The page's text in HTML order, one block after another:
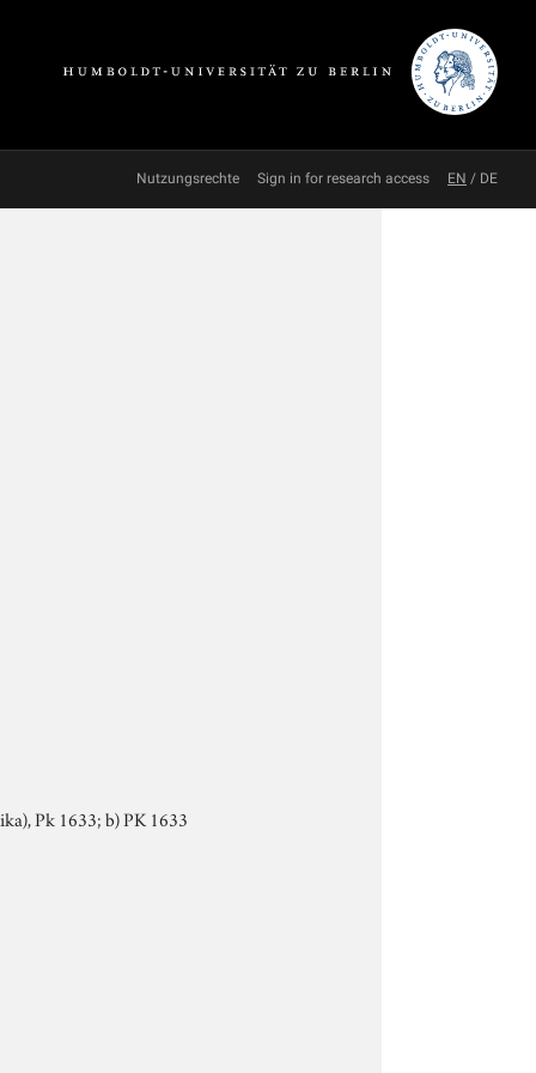
Nutzungsrechte Sign in for research access EN / DE
Pk 1633; b) PK 1633